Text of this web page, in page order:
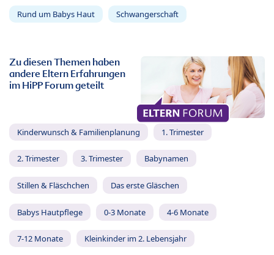
Rund um Babys Haut Schwangerschaft
Zu diesen Themen haben
andere Eltern Erfahrungen
im HiPP Forum geteilt
Kinderwunsch & Familienplanung 1. Trimester
2. Trimester 3. Trimester Babynamen
Stillen & Fläschchen Das erste Gläschen
Babys Hautpflege 0-3 Monate 4-6 Monate
7-12 Monate Kleinkinder im 2. Lebensjahr